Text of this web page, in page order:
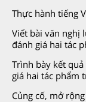
Thực hành tiếng
Viết bài văn nghị
đánh giá hai tác
Trình bày kết quả
giá hai tác phẩm
Củng cố, mở